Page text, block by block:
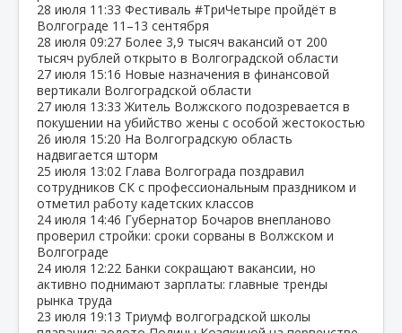
28 июля 11:33 Фестиваль #ТриЧетыре пройдёт в
Волгограде 11–13 сентября
28 июля 09:27 Более 3,9 тысяч вакансий от 200
тысяч рублей открыто в Волгоградской области
27 июля 15:16 Новые назначения в финансовой
вертикали Волгоградской области
27 июля 13:33 Житель Волжского подозревается в
покушении на убийство жены с особой жестокостью
26 июля 15:20 На Волгоградскую область
надвигается шторм
25 июля 13:02 Глава Волгограда поздравил
сотрудников СК с профессиональным праздником и
отметил работу кадетских классов
24 июля 14:46 Губернатор Бочаров внепланово
проверил стройки: сроки сорваны в Волжском и
Волгограде
24 июля 12:22 Банки сокращают вакансии, но
активно поднимают зарплаты: главные тренды
рынка труда
23 июля 19:13 Триумф волгоградской школы